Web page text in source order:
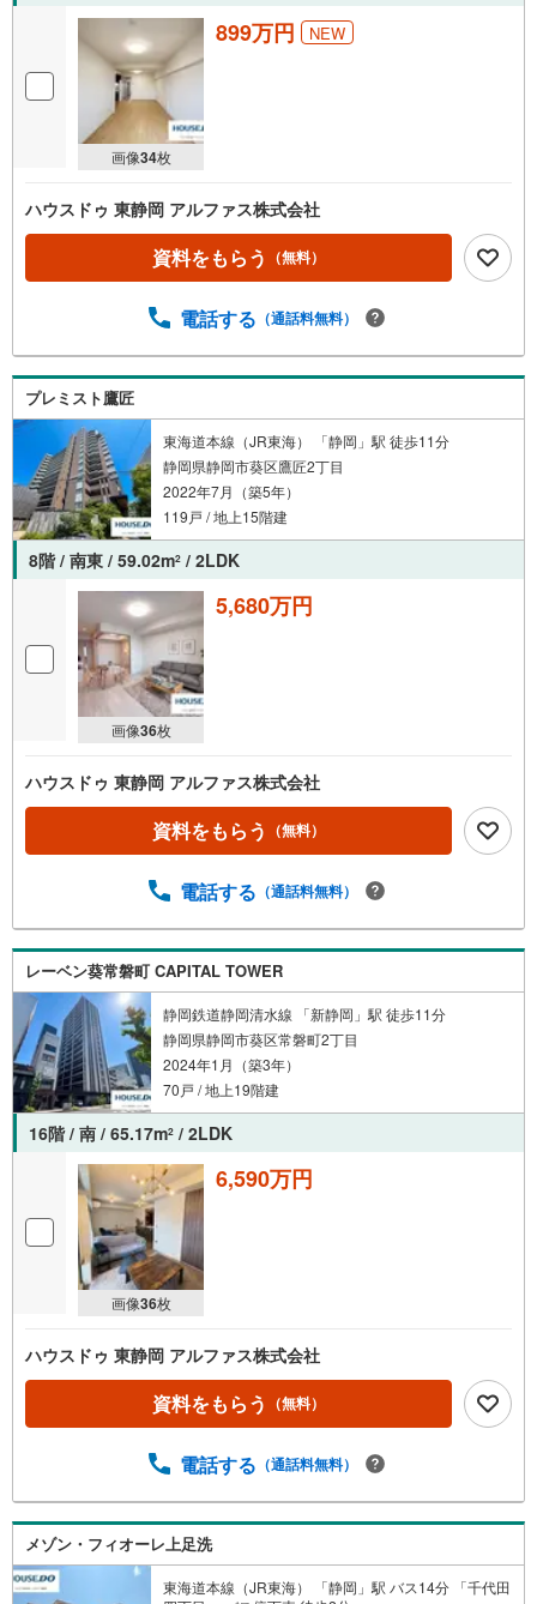
画像34枚
899万円 NEW
ハウスドゥ 東静岡 アルファス株式会社
資料をもらう （無料）
電話する （通話料無料）
プレミスト鷹匠
東海道本線（JR東海） 「静岡」駅 徒歩11分
静岡県静岡市葵区鷹匠2丁目
2022年7月（築5年）
119戸 / 地上15階建
8階 / 南東 / 59.02m2 / 2LDK
画像36枚
5,680万円
ハウスドゥ 東静岡 アルファス株式会社
資料をもらう （無料）
電話する （通話料無料）
レーベン葵常磐町 CAPITAL TOWER
静岡鉄道静岡清水線 「新静岡」駅 徒歩11分
静岡県静岡市葵区常磐町2丁目
2024年1月（築3年）
70戸 / 地上19階建
16階 / 南 / 65.17m2 / 2LDK
画像36枚
6,590万円
ハウスドゥ 東静岡 アルファス株式会社
資料をもらう （無料）
電話する （通話料無料）
メゾン・フィオーレ上足洗
東海道本線（JR東海） 「静岡」駅 バス14分 「千代田